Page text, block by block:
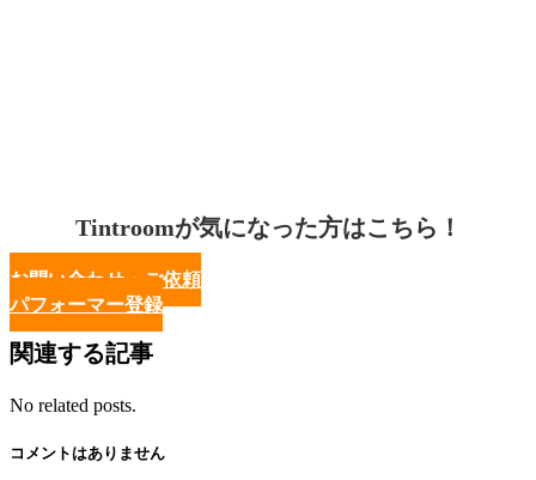
Tintroomが気になった方はこちら！
お問い合わせ・ご依頼
パフォーマー登録
関連する記事
No related posts.
コメントはありません